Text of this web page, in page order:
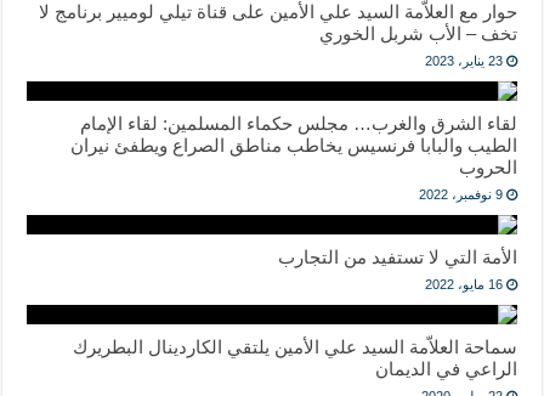
حوار مع العلاّمة السيد علي الأمين على قناة تيلي لوميير برنامج لا
تخف – الأب شربل الخوري
23 يناير، 2023
لقاء الشرق والغرب… مجلس حكماء المسلمين: لقاء الإمام
الطيب والبابا فرنسيس يخاطب مناطق الصراع ويطفئ نيران
الحروب
9 نوفمبر، 2022
الأمة التي لا تستفيد من التجارب
16 مايو، 2022
سماحة العلاّمة السيد علي الأمين يلتقي الكاردينال البطريرك
الراعي في الديمان